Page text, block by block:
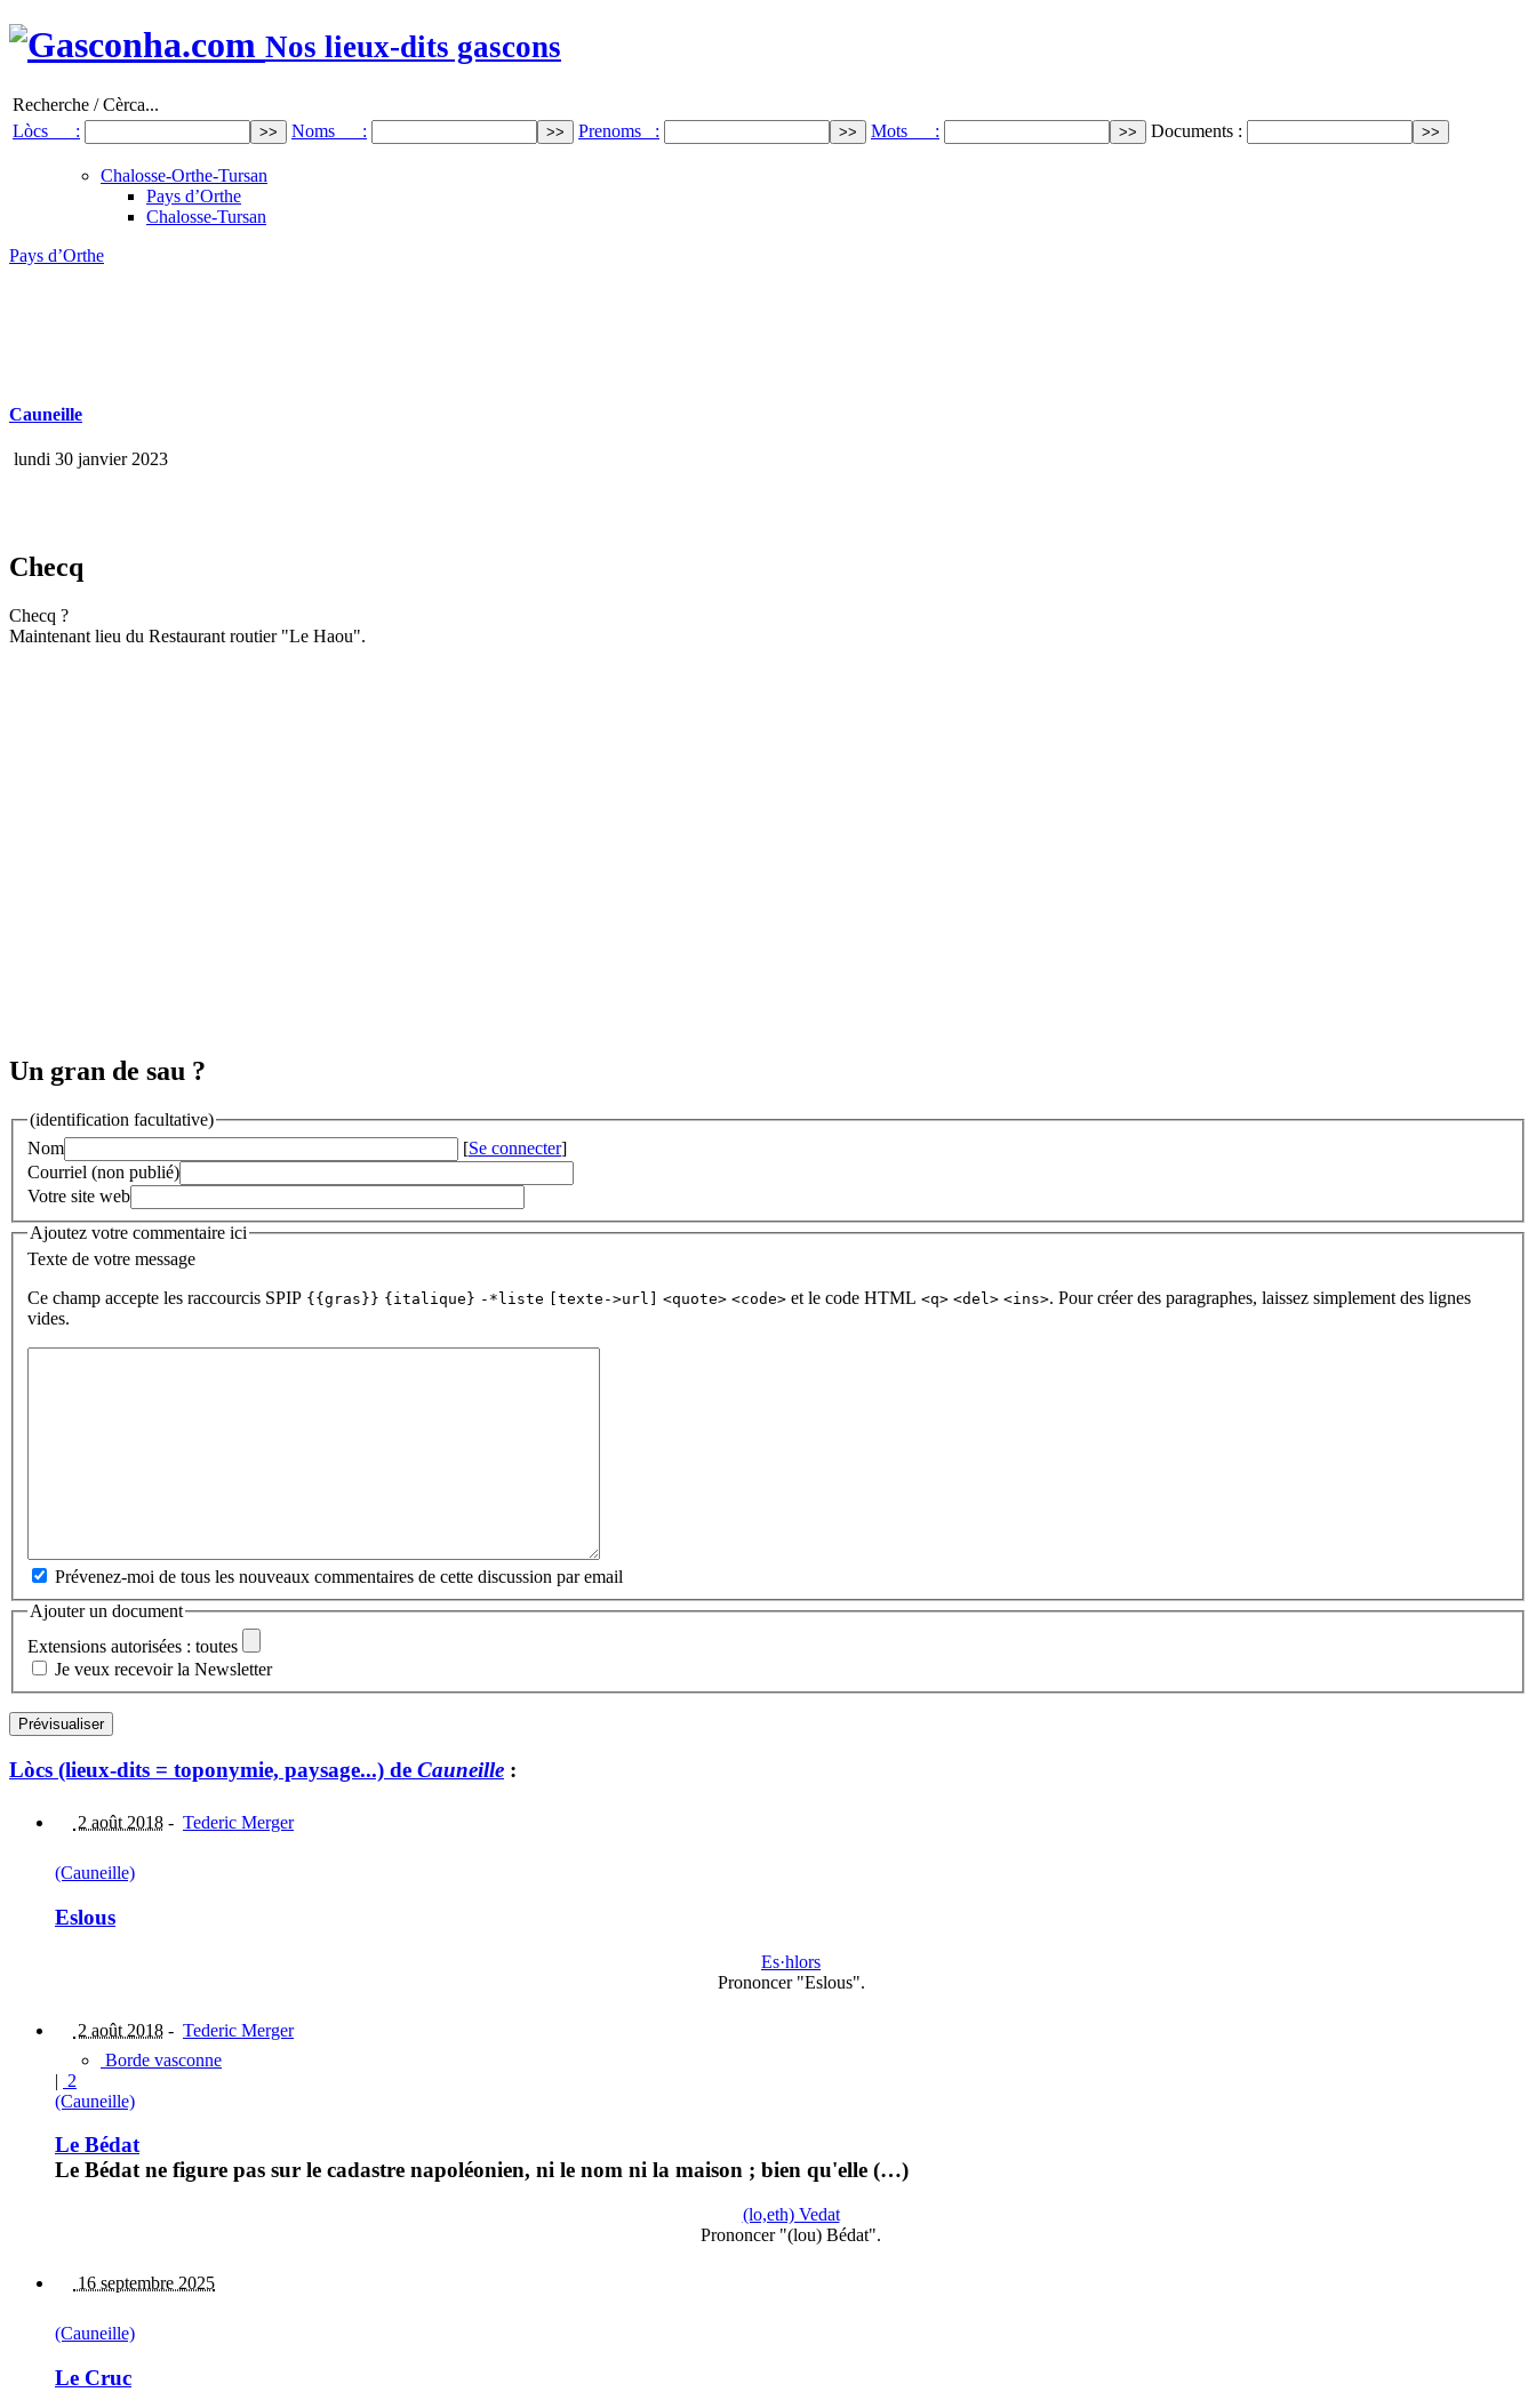
Nos lieux-dits gascons
Recherche / Cèrca...
Lòcs :
Noms : Prenoms : Mots : Documents :
Chalosse-Orthe-Tursan
Pays d’Orthe
Chalosse-Tursan
Pays d’Orthe
Cauneille
lundi 30 janvier 2023
Checq
Checq ?
Maintenant lieu du Restaurant routier "Le Haou".
Un gran de sau ?
(identification facultative)
Nom
[Se connecter]
Courriel (non publié)
Votre site web
Ajoutez votre commentaire ici
Texte de votre message
Ce champ accepte les raccourcis SPIP {{gras}} {italique} -*liste [texte->url] <quote> <code> et le code HTML <q> <del> <ins>. Pour créer des paragraphes, laissez simplement des lignes
vides.
Prévenez-moi de tous les nouveaux commentaires de cette discussion par email
Ajouter un document
Extensions autorisées : toutes
Je veux recevoir la Newsletter
Lòcs (lieux-dits = toponymie, paysage...) de Cauneille :
2 août 2018 - Tederic Merger
(Cauneille)
Eslous
Es·hlors
Prononcer "Eslous".
2 août 2018 - Tederic Merger
Borde vasconne
| 2
(Cauneille)
Le Bédat
Le Bédat ne figure pas sur le cadastre napoléonien, ni le nom ni la maison ; bien qu'elle (…)
(lo,eth) Vedat
Prononcer "(lou) Bédat".
16 septembre 2025
(Cauneille)
Le Cruc